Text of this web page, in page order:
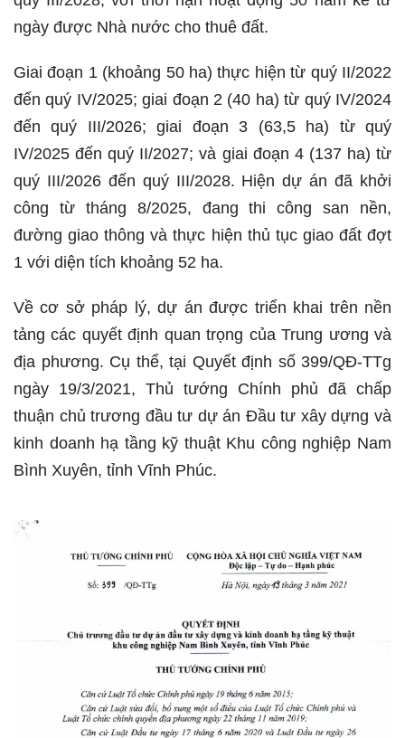
ngày được Nhà nước cho thuê đất.
Giai đoạn 1 (khoảng 50 ha) thực hiện từ quý II/2022
đến quý IV/2025; giai đoạn 2 (40 ha) từ quý IV/2024
đến quý III/2026; giai đoạn 3 (63,5 ha) từ quý
IV/2025 đến quý II/2027; và giai đoạn 4 (137 ha) từ
quý III/2026 đến quý III/2028. Hiện dự án đã khởi
công từ tháng 8/2025, đang thi công san nền,
đường giao thông và thực hiện thủ tục giao đất đợt
1 với diện tích khoảng 52 ha.
Về cơ sở pháp lý, dự án được triển khai trên nền
tảng các quyết định quan trọng của Trung ương và
địa phương. Cụ thể, tại Quyết định số 399/QĐ-TTg
ngày 19/3/2021, Thủ tướng Chính phủ đã chấp
thuận chủ trương đầu tư dự án Đầu tư xây dựng và
kinh doanh hạ tầng kỹ thuật Khu công nghiệp Nam
Bình Xuyên, tỉnh Vĩnh Phúc.